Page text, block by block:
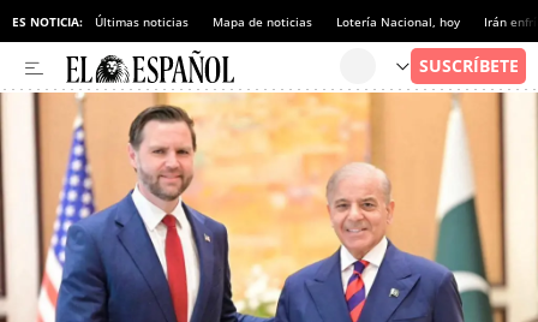
ES NOTICIA: Últimas noticias Mapa de noticias Lotería Nacional, hoy Irán